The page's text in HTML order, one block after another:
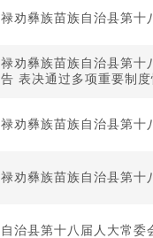
禄劝彝族苗族自治县第十
禄劝彝族苗族自治县第十
告 表决通过多项重要制
禄劝彝族苗族自治县第十
禄劝彝族苗族自治县第十
自治县第十八届人大常委